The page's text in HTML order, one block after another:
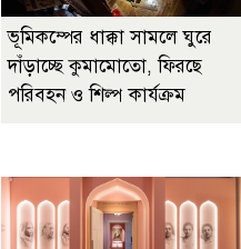
ভূমিকম্পের ধাক্কা সামলে ঘুরে
দাঁড়াচ্ছে কুমামোতো, ফিরছে
পরিবহন ও শিল্প কার্যক্রম